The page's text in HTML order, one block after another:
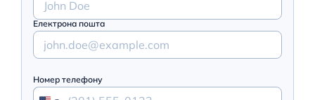
Електрона пошта
Номер телефону